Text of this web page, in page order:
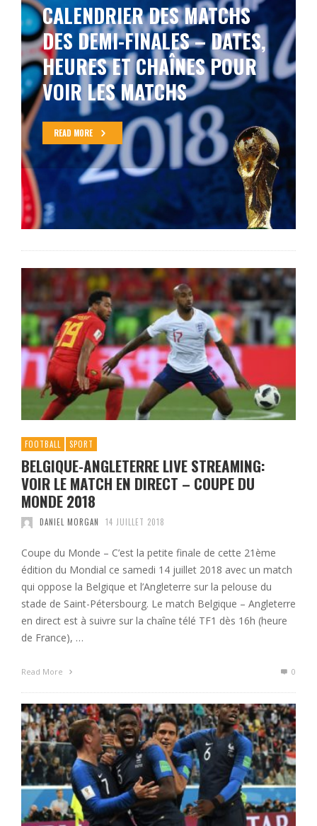
REVIVEZ LE MATCH BRÉSIL –
BELGIQUE AVEC LE RÉSUMÉ
VIDÉO ET LE REPLAY DES
BUTS!
READ MORE
FOOTBALL SPORT
BELGIQUE-ANGLETERRE LIVE STREAMING:
VOIR LE MATCH EN DIRECT – COUPE DU
MONDE 2018
DANIEL MORGAN 14 JUILLET 2018
Coupe du Monde – C’est la petite finale de cette 21ème
édition du Mondial ce samedi 14 juillet 2018 avec un match
qui oppose la Belgique et l’Angleterre sur la pelouse du
stade de Saint-Pétersbourg. Le match Belgique – Angleterre
en direct est à suivre sur la chaîne télé TF1 dès 16h (heure
de France), …
Read More 0